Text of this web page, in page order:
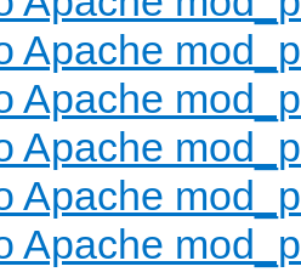
Apache
Apache
Apache
Apache
Apache